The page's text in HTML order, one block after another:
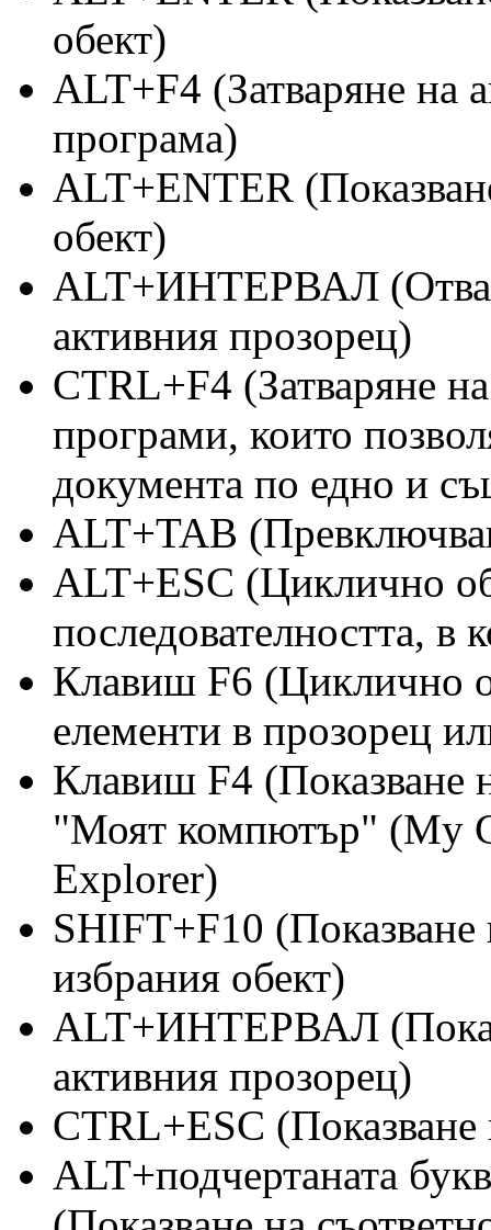
обект)
ALT+F4 (Затваряне на
програма)
ALT+ENTER
обект)
ALT+ИНТЕРВАЛ
активния прозорец)
CTRL+F4 (Затваряне
програми, които
документа по едно и
ALT+TAB
ALT+ESC (Циклично
последователността, в
Клавиш F6 (Циклично
елементи в прозорец
Клавиш F4 (Показване
"Моят компютър" (My
Explorer)
SHIFT+F10 (Показване
избрания обект)
ALT+ИНТЕРВАЛ
активния прозорец)
CTRL+ESC
ALT+подчертаната